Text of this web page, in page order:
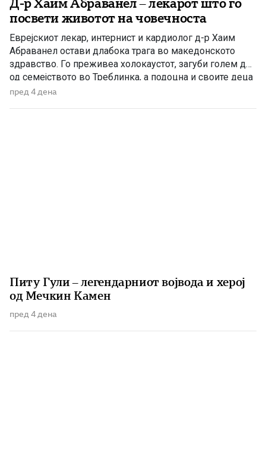
Д-р Хаим Абраванел – лекарот што го
посвети животот на човечноста
Еврејскиот лекар, интернист и кардиолог д-р Хаим
Абраванел остави длабока трага во македонското
здравство. Го преживеа холокаустот, загуби голем дел
од семејството во Треблинка, а подоцна и своите деца
во катастрофалниот земјотрес во Скопје. Д-р Хаим
пред 4 дена
Питу Гули – легендарниот војвода и херој
од Мечкин Камен
пред 4 дена